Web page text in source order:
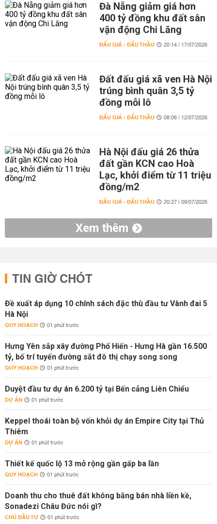
Đà Nẵng giảm giá hơn
400 tỷ đồng khu đất sân
vận động Chi Lăng
ĐẤU GIÁ - ĐẤU THẦU 20:14 | 17/07/2026
Đất đấu giá xã ven Hà Nội
trúng bình quân 3,5 tỷ
đồng mỗi lô
ĐẤU GIÁ - ĐẤU THẦU 08:06 | 12/07/2026
Hà Nội đấu giá 26 thửa
đất gần KCN cao Hoà
Lạc, khởi điểm từ 11 triệu
đồng/m2
ĐẤU GIÁ - ĐẤU THẦU 20:27 | 09/07/2026
Xem thêm
TIN GIỜ CHÓT
Đề xuất áp dụng 10 chính sách đặc thù đầu tư Vành đai 5
Hà Nội
QUY HOẠCH 01 phút trước
Hưng Yên sắp xây đường Phố Hiến - Hưng Hà gần 16.500
tỷ, bố trí tuyến đường sắt đô thị chạy song song
QUY HOẠCH 01 phút trước
Duyệt đầu tư dự án 6.200 tỷ tại Bến cảng Liên Chiểu
DỰ ÁN 01 phút trước
Keppel thoái toàn bộ vốn khỏi dự án Empire City tại Thủ
Thiêm
DỰ ÁN 01 phút trước
Thiết kế quốc lộ 13 mở rộng gần gấp ba lần
QUY HOẠCH 01 phút trước
Doanh thu cho thuê đất không bằng bán nhà liền kề,
Sonadezi Châu Đức nói gì?
CHỦ ĐẦU TƯ 01 phút trước